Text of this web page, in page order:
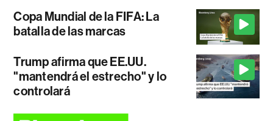
Copa Mundial de la FIFA: La
batalla de las marcas
Trump afirma que EE.UU.
"mantendrá el estrecho" y lo
controlará